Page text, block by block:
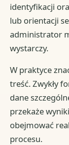
identyfikacji
lub orientacji
administrator
wystarczy.
W praktyce
treść. Zwykły
dane
przekaże
obejmować
procesu.